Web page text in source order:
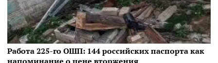
Работа 225-го ОШП: 144 российских паспорта как